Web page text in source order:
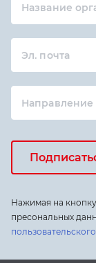
Название
Эл. почта
Направление
Нажимая на
пресональных